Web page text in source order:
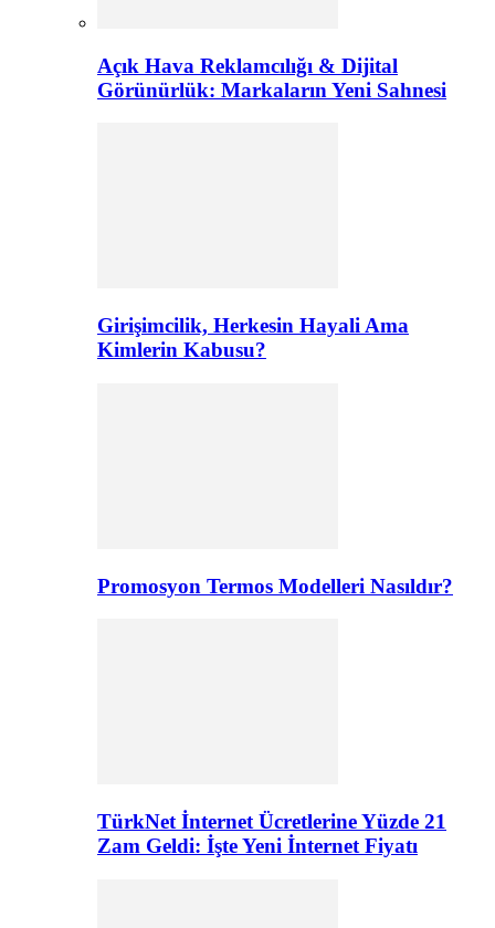
Açık Hava Reklamcılığı & Dijital
Görünürlük: Markaların Yeni Sahnesi
Girişimcilik, Herkesin Hayali Ama
Kimlerin Kabusu?
Promosyon Termos Modelleri Nasıldır?
TürkNet İnternet Ücretlerine Yüzde 21
Zam Geldi: İşte Yeni İnternet Fiyatı